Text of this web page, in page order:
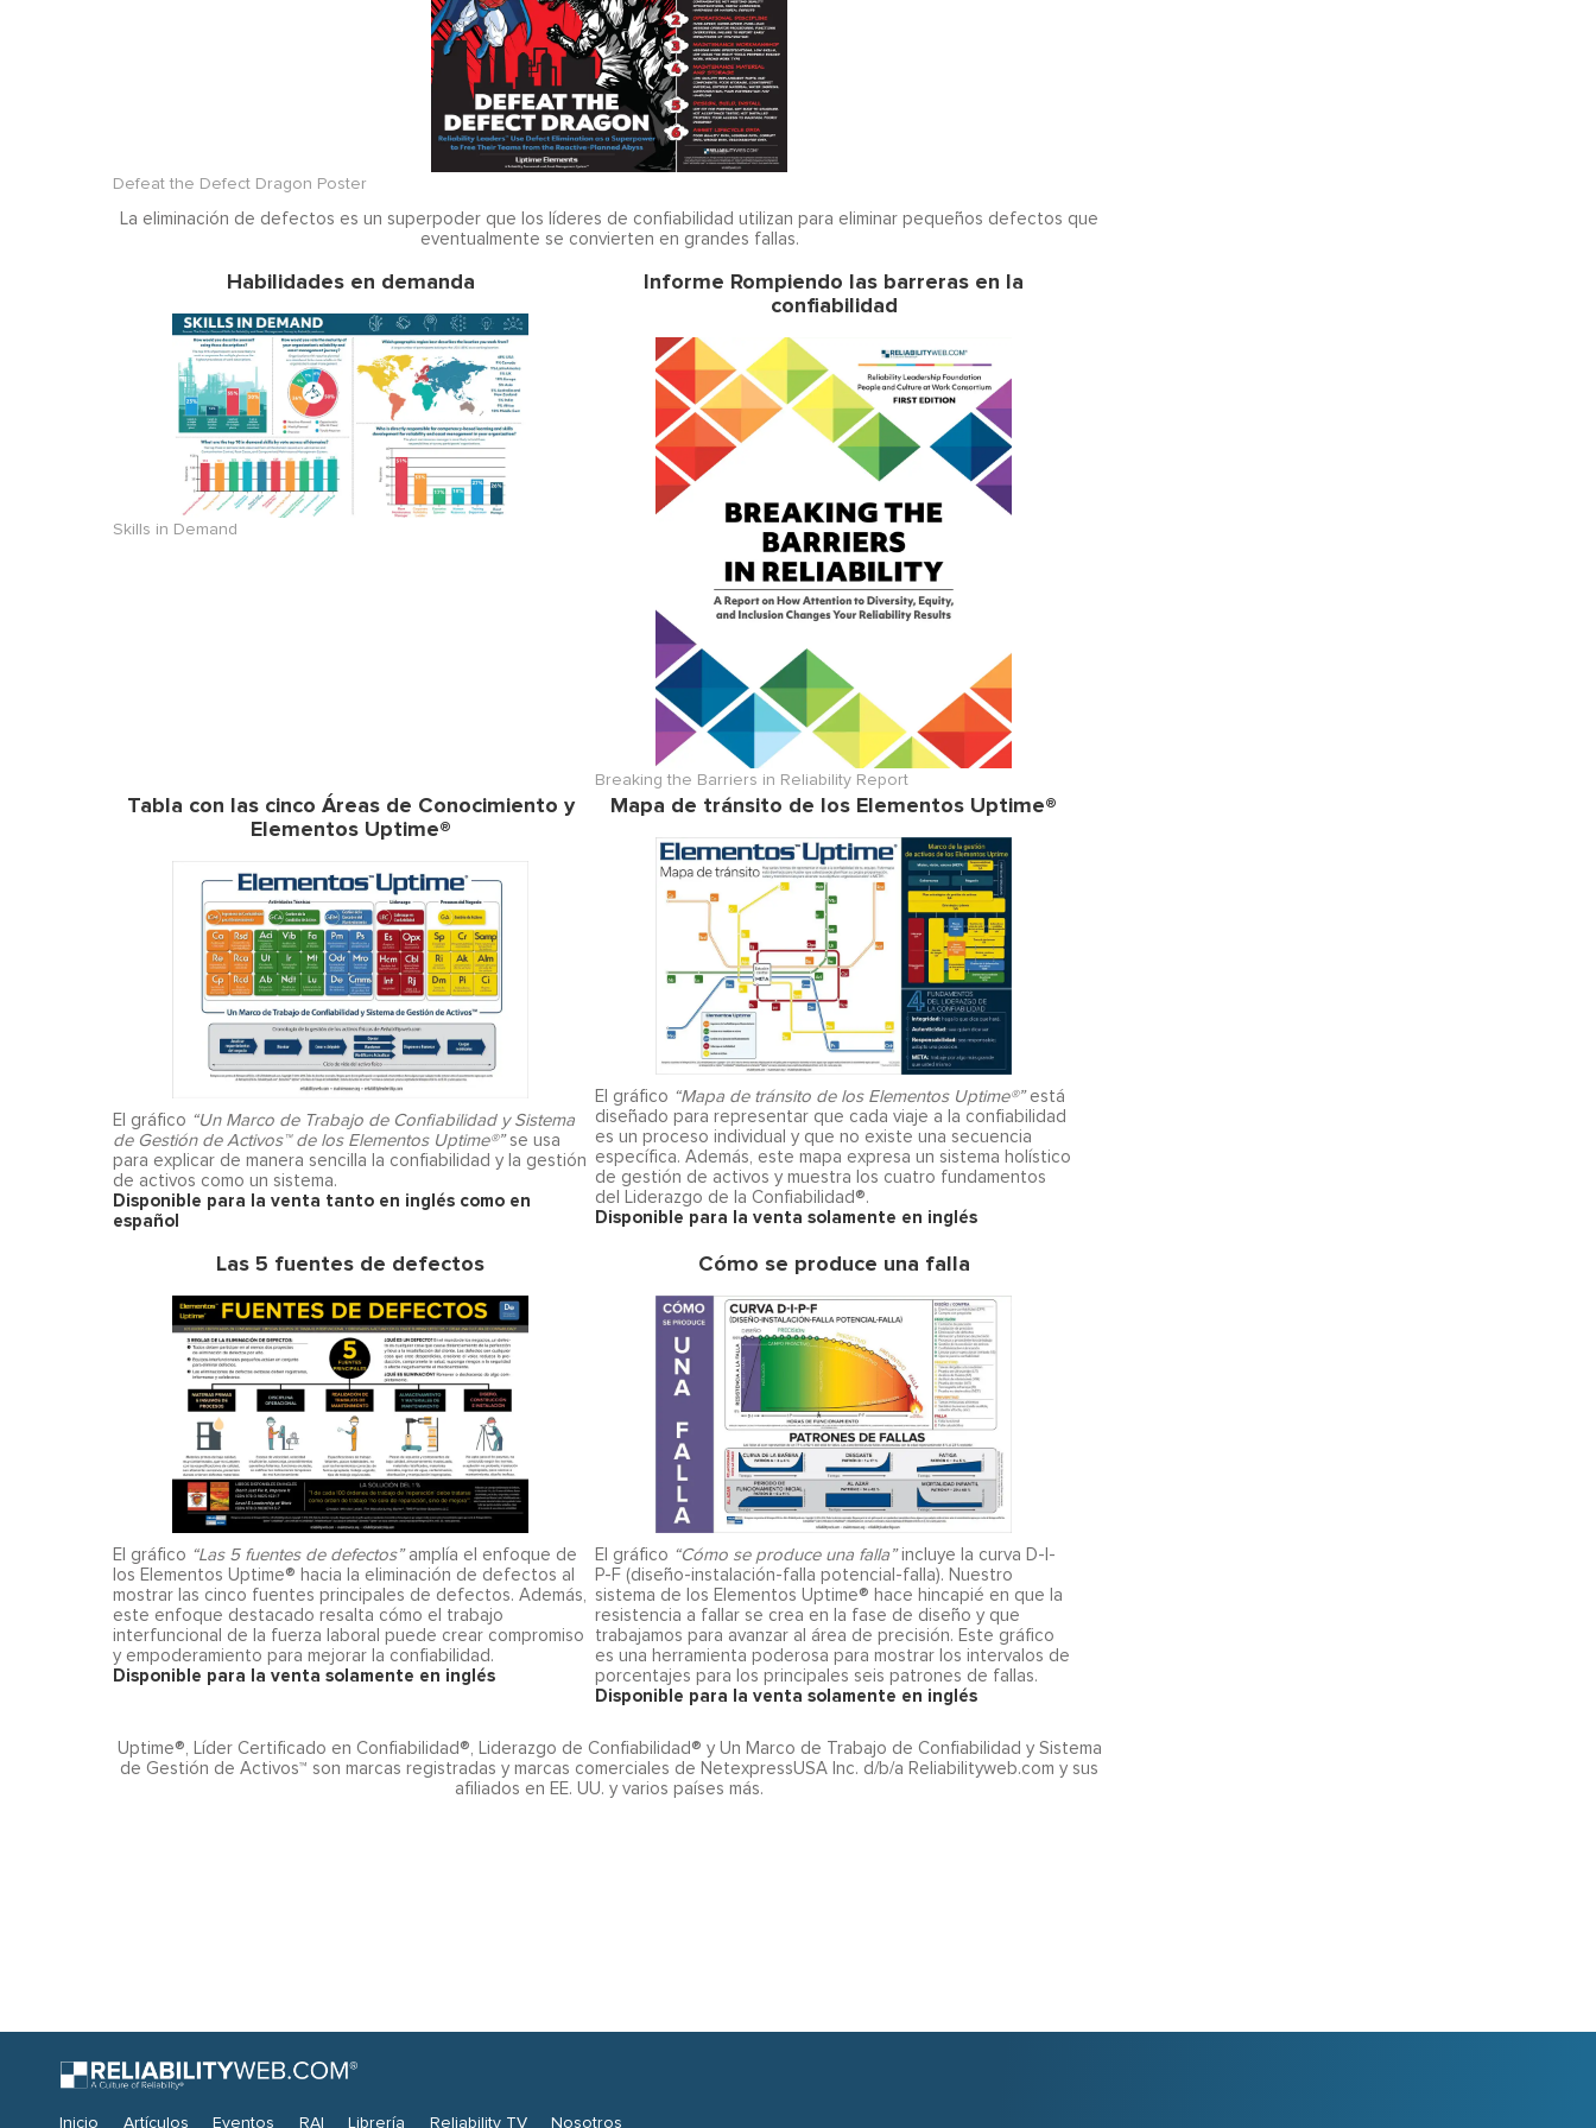
Defeat the Defect Dragon Poster
La eliminación de defectos es un superpoder que los líderes de confiabilidad utilizan para eliminar pequeños defectos que
eventualmente se convierten en grandes fallas.
Habilidades en demanda
Skills in Demand
Informe Rompiendo las barreras en la
confiabilidad
Breaking the Barriers in Reliability Report
Tabla con las cinco Áreas de Conocimiento y
Elementos Uptime®
El gráfico “Un Marco de Trabajo de Confiabilidad y Sistema
de Gestión de Activos™ de los Elementos Uptime®”se usa
para explicar de manera sencilla la confiabilidad y la gestión
de activos como un sistema.
Disponible para la venta tanto en inglés como en
español
Mapa de tránsito de los Elementos Uptime®
El gráfico “Mapa de tránsito de los Elementos Uptime®”está
diseñado para representar que cada viaje a la confiabilidad
es un proceso individual y que no existe una secuencia
específica. Además, este mapa expresa un sistema holístico
de gestión de activos y muestra los cuatro fundamentos
del Liderazgo de la Confiabilidad®.
Disponible para la venta solamente en inglés
Las 5 fuentes de defectos
El gráfico “Las 5 fuentes de defectos”amplía el enfoque de
los Elementos Uptime® hacia la eliminación de defectos al
mostrar las cinco fuentes principales de defectos. Además,
este enfoque destacado resalta cómo el trabajo
interfuncional de la fuerza laboral puede crear compromiso
y empoderamiento para mejorar la confiabilidad.
Disponible para la venta solamente en inglés
Cómo se produce una falla
El gráfico “Cómo se produce una falla”incluye la curva D-I-
P-F (diseño-instalación-falla potencial-falla). Nuestro
sistema de los Elementos Uptime® hace hincapié en que la
resistencia a fallar se crea en la fase de diseño y que
trabajamos para avanzar al área de precisión. Este gráfico
es una herramienta poderosa para mostrar los intervalos de
porcentajes para los principales seis patrones de fallas.
Disponible para la venta solamente en inglés
Uptime®, Líder Certificado en Confiabilidad®, Liderazgo de Confiabilidad® y Un Marco de Trabajo de Confiabilidad y Sistema
de Gestión de Activos™ son marcas registradas y marcas comerciales de NetexpressUSA Inc. d/b/a Reliabilityweb.com y sus
afiliados en EE. UU. y varios países más.
Inicio Artículos Eventos RAI Librería Reliability TV Nosotros